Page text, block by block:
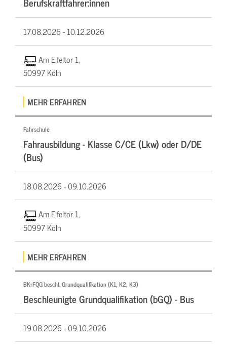
17.08.2026 -10.12.2026
Am Eifeltor 1,
50997 Köln
MEHR ERFAHREN
Fahrschule
Fahrausbildung - Klasse C/CE (Lkw) oder D/DE
(Bus)
18.08.2026 -09.10.2026
Am Eifeltor 1,
50997 Köln
MEHR ERFAHREN
BKrFQG beschl. Grundqualifikation (K1, K2, K3)
Beschleunigte Grundqualifikation (bGQ) - Bus
19.08.2026 -09.10.2026